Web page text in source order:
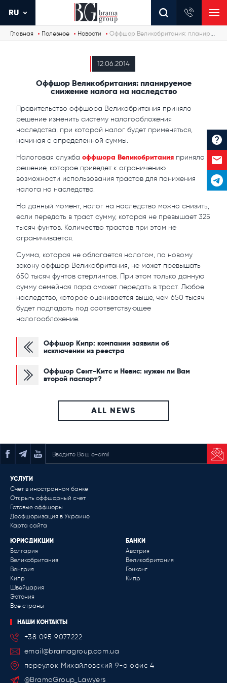
RU
Главная Полезное Новости Оффшор Великобритания: планируемое снижение налога на наследство
12.06.2014
Оффшор Великобритания: планируемое
снижение налога на наследство
Правительство оффшора Великобритания приняло
решение изменить систему налогообложения
наследства, при которой налог будет применяться,
начиная с определенной суммы.
Налоговая служба оффшора Великобритания приняла
решение, которое приведет к ограничению
возможности использования трастов для понижения
налога на наследство.
На данный момент, налог на наследство можно снизить,
если передать в траст сумму, которая не превышает 325
тысяч фунтов. Количество трастов при этом не
ограничивается.
Сумма, которая не облагается налогом, по новому
закону оффшор Великобритания, не может превышать
650 тысяч фунтов стерлингов. При этом только данную
сумму семейная пара сможет передать в траст. Любое
наследство, которое оценивается выше, чем 650 тысяч
будет подпадать под соответствующее
налогообложение.
Оффшор Кипр: компании заявили об
исключении из реестра
Оффшор Сент-Китс и Невис: нужен ли Вам
второй паспорт?
ALL NEWS
УСЛУГИ
Счет в иностранном банке
Открыть оффшорный счет
Готовые оффшоры
Деофшоризация в Украине
Карта сайта
ЮРИСДИКЦИИ
Болгария
Великобритания
Венгрия
Кипр
Швейцария
Эстония
Все страны
БАНКИ
Австрия
Великобритания
Гонконг
Кипр
НАШИ КОНТАКТЫ
+38 095 9077222
email@bramagroup.com.ua
переулок Михайловский 9-a офис 4
@BramaGroup_Lawyers